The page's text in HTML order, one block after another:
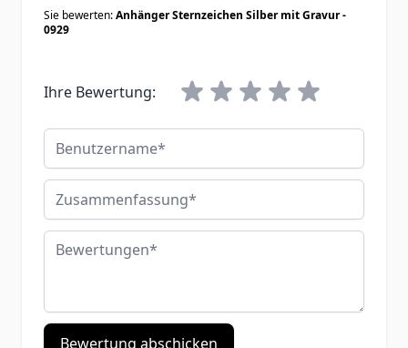
Sie bewerten:Anhänger Sternzeichen Silber mit Gravur -
0929
Ihre Bewertung:
Benutzername
Zusammenfassung
Bewertungen
Bewertung abschicken